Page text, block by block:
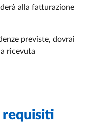
alla fatturazione
previste, dovrai
ricevuta
requisiti